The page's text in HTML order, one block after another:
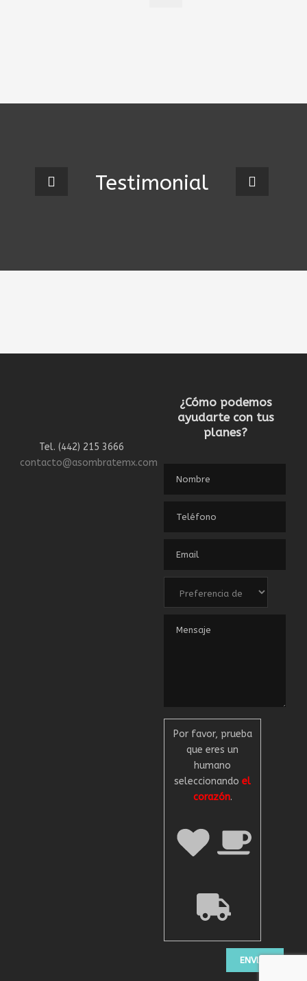
Testimonial
Tel. (442) 215 3666
contacto@asombratemx.com
¿Cómo podemos
ayudarte con tus
planes?
Por favor, prueba
que eres un
humano
seleccionando el
corazón.